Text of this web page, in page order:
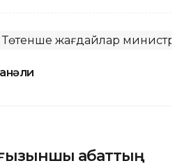
жағдайлар
қабаттың